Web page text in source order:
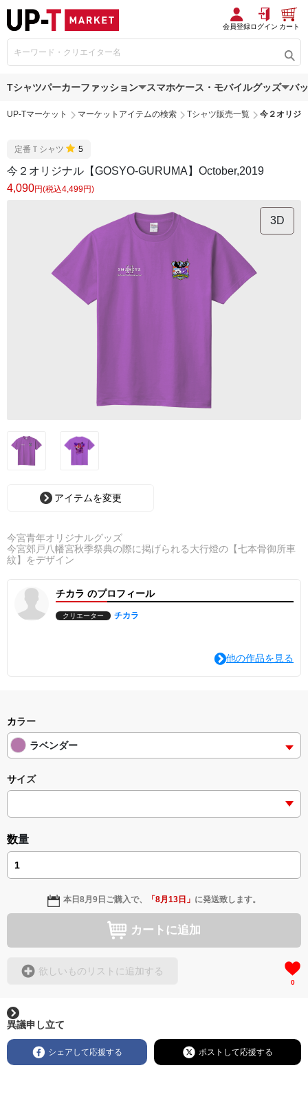
会員登録ログイン カート
Tシャツパーカーファッション スマホケース・モバイルグッズ バ
UP-Tマーケット マーケットアイテムの検索 Tシャツ販売一覧 今２オリジ
定番Ｔシャツ 5
今２オリジナル【GOSYO-GURUMA】October,2019
4,090円(税込4,499円)
3D
アイテムを変更
今宮青年オリジナルグッズ
今宮郊戸八幡宮秋季祭典の際に掲げられる大行燈の【七本骨御所車
紋】をデザイン
チカラ のプロフィール
クリエーター チカラ
他の作品を見る
カラー
ラベンダー
サイズ
数量
本日8月9日 ご購入で、 「8月13日 」 に発送致します。
カートに追加
欲しいものリストに追加する
0
異議申し立て
シェアして応援する ポストして応援する